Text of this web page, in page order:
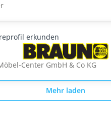
erkunden
Center GmbH & Co KG
Mehr laden